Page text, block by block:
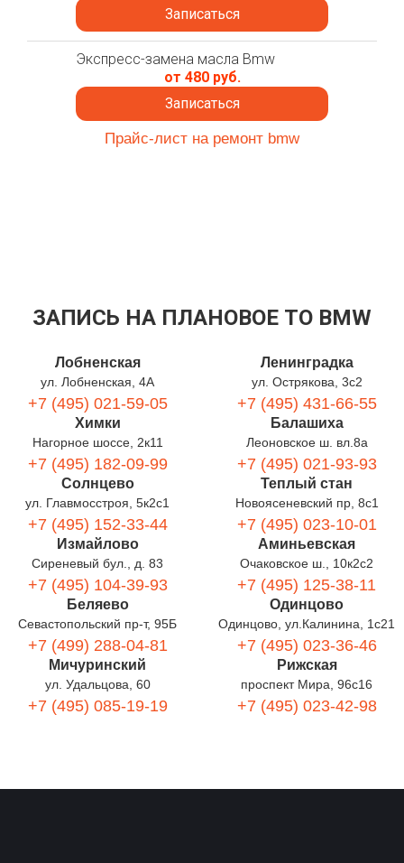
Записаться
Экспресс-замена масла Bmw
от 480 руб.
Записаться
Прайс-лист на ремонт bmw
ЗАПИСЬ НА ПЛАНОВОЕ ТО BMW
Лобненская
ул. Лобненская, 4А
+7 (495) 021-59-05
Ленинградка
ул. Острякова, 3с2
+7 (495) 431-66-55
Химки
Нагорное шоссе, 2к11
+7 (495) 182-09-99
Балашиха
Леоновское ш. вл.8а
+7 (495) 021-93-93
Солнцево
ул. Главмосстроя, 5к2с1
+7 (495) 152-33-44
Теплый стан
Новоясеневский пр, 8с1
+7 (495) 023-10-01
Измайлово
Сиреневый бул., д. 83
+7 (495) 104-39-93
Аминьевская
Очаковское ш., 10к2с2
+7 (495) 125-38-11
Беляево
Севастопольский пр-т, 95Б
+7 (499) 288-04-81
Одинцово
Одинцово, ул.Калинина, 1с21
+7 (495) 023-36-46
Мичуринский
ул. Удальцова, 60
+7 (495) 085-19-19
Рижская
проспект Мира, 96с16
+7 (495) 023-42-98